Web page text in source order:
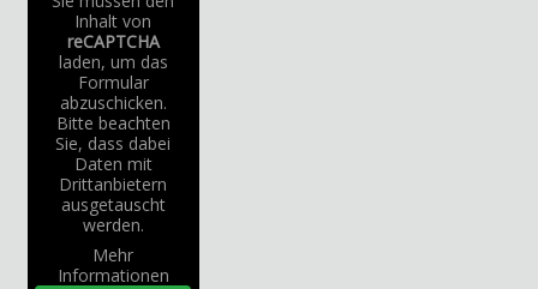
Inhalt von
reCAPTCHA
laden, um das
Formular
abzuschicken.
Bitte beachten
Sie, dass dabei
Daten mit
Drittanbietern
ausgetauscht
werden.
Mehr
Informationen